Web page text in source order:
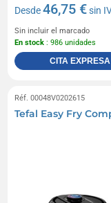
Desde46,75 €sin
Sin incluir el marcado
En stock : 986 unidades
CITA EXPRESA
Réf. 00048V0202615
Tefal Easy Fry